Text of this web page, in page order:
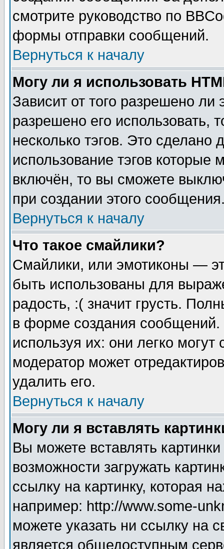
смотрите руководство по
формы отправки сообщений.
Вернуться к началу
Могу ли я использовать
Зависит от того разрешено
разрешено его использовать,
несколько тэгов. Это сделано
использование тэгов
включён, то вы сможете
при создании этого
Вернуться к началу
Что такое смайлики?
Смайлики, или эмотиконы —
быть использованы для
радость, :( значит грусть.
в форме создания сообщений.
используя их: они легко
модератор может
удалить его.
Вернуться к началу
Могу ли я вставлять
Вы можете вставлять
возможности загружать
ссылку на картинку, которая
например: http://www.some-
можете указать ни ссылку на
является общедоступным